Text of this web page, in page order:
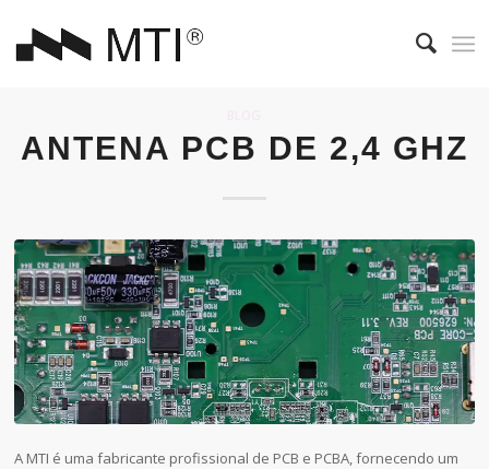
ANTENA PCB DE 2,4 GHZ
A MTI é uma fabricante profissional de PCB e PCBA, fornecendo um